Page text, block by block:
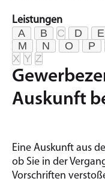
Leistungen
A B C D E
M
N O P
X Y Z
Auskunft
Eine Auskunft aus
ob Sie in der
Vorschriften